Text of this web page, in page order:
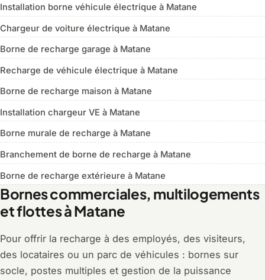
Installation borne véhicule électrique à Matane
Chargeur de voiture électrique à Matane
Borne de recharge garage à Matane
Recharge de véhicule électrique à Matane
Borne de recharge maison à Matane
Installation chargeur VE à Matane
Borne murale de recharge à Matane
Branchement de borne de recharge à Matane
Borne de recharge extérieure à Matane
Bornes commerciales, multilogements
et flottes à Matane
Pour offrir la recharge à des employés, des visiteurs,
des locataires ou un parc de véhicules : bornes sur
socle, postes multiples et gestion de la puissance